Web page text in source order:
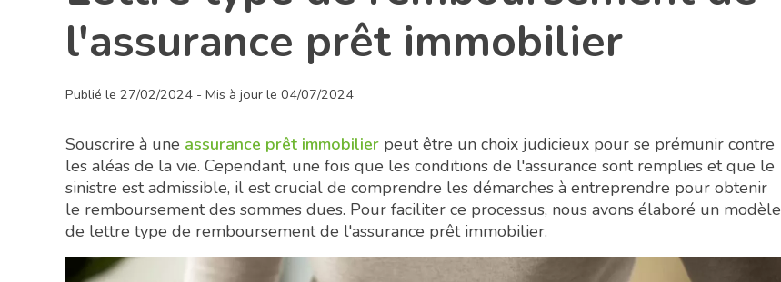
l'assurance prêt immobilier
Publié le 27/02/2024 - Mis à jour le 04/07/2024
Souscrire à une assurance prêt immobilier peut être un choix judicieux pour se prémunir contre
les aléas de la vie. Cependant, une fois que les conditions de l'assurance sont remplies et que le
sinistre est admissible, il est crucial de comprendre les démarches à entreprendre pour obtenir
le remboursement des sommes dues. Pour faciliter ce processus, nous avons élaboré un modèle
de lettre type de remboursement de l'assurance prêt immobilier.